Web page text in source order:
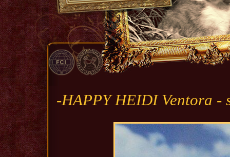
-HAPPY HEIDI Ventora -